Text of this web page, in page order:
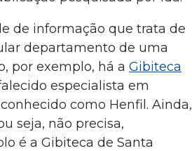
de informação que trata de
departamento de uma
por exemplo, há a Gibiteca
especialista em
como Henfil. Ainda,
seja, não precisa,
é a Gibiteca de Santa